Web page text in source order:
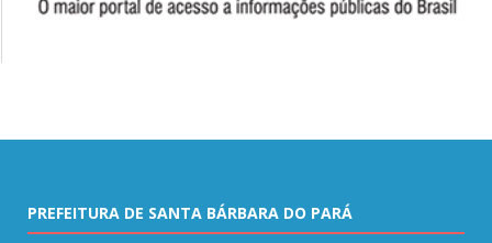
PREFEITURA DE SANTA BÁRBARA DO PARÁ